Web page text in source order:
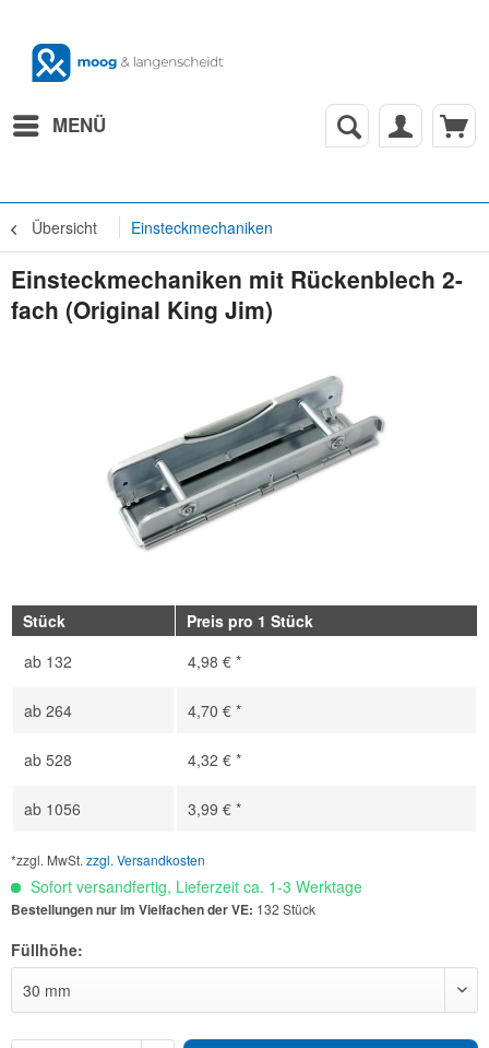
MENÜ
Übersicht Einsteckmechaniken
Einsteckmechaniken mit Rückenblech 2-
fach (Original King Jim)
Stück
Preis pro 1 Stück
ab 132 4,98 € *
ab 264 4,70 € *
ab 528 4,32 € *
ab 1056 3,99 € *
*zzgl. MwSt. zzgl. Versandkosten
Sofort versandfertig, Lieferzeit ca. 1-3 Werktage
Bestellungen nur im Vielfachen der VE: 132 Stück
Füllhöhe: